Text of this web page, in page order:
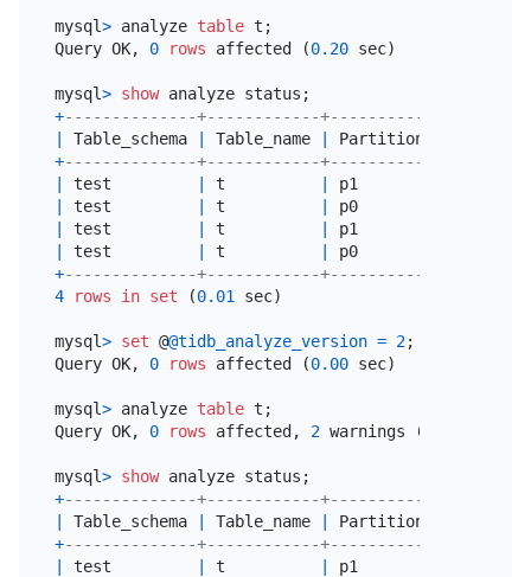
mysql> analyze table t;
Query OK, 0 rows affected (0.20 sec)
mysql> show
+--------------+------------+----------------
|
Table_schema | Table_name | Partition_name
+--------------+------------+----------------
|
test | t | p1
|
test | t | p0
|
test | t | p1
|
test | t | p0
+--------------+------------+----------------
4
rows in set (0.01 sec)
mysql> set @@tidb_analyze_version = 2;
Query OK, 0 rows affected (0.00 sec)
mysql> analyze table t;
Query OK, 0 rows affected, 2 warnings (
mysql> show
+--------------+------------+----------------
|
Table_schema | Table_name | Partition_name
+--------------+------------+----------------
|
test | t | p1